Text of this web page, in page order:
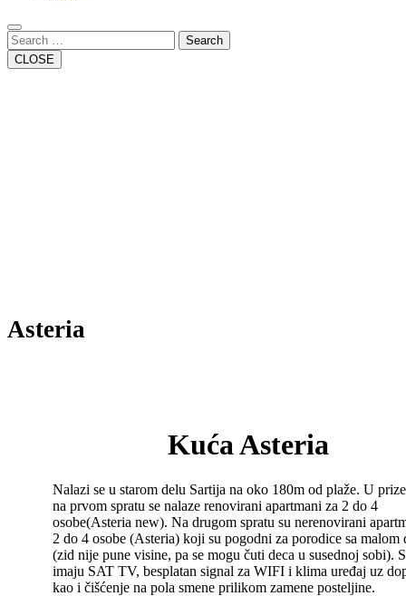
Close
Button
Search
CLOSE
Asteria
Kuća Asteria
Nalazi se u starom delu Sartija na oko 180m od plaže. U
na prvom spratu se nalaze renovirani apartmani za 2 do 4
osobe(Asteria new). Na drugom spratu su nerenovirani
2 do 4 osobe (Asteria) koji su pogodni za porodice sa malom
(zid nije pune visine, pa se mogu čuti deca u susednoj sobi).
imaju SAT TV, besplatan signal za WIFI i klima uređaj uz
kao i čišćenje na pola smene prilikom zamene posteljine.